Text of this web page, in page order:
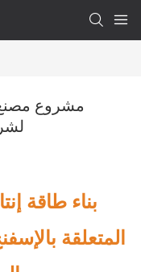
مشروع مصنع
بناء طاقة
المتعلقة